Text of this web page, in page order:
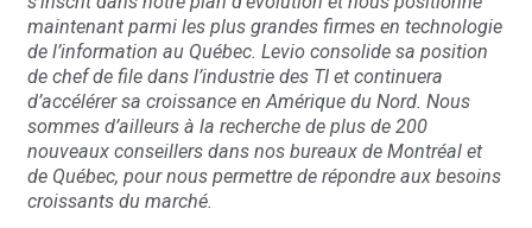
maintenant parmi les plus grandes firmes en technologie
de l’information au Québec. Levio consolide sa position
de chef de file dans l’industrie des TI et continuera
d’accélérer sa croissance en Amérique du Nord. Nous
sommes d’ailleurs à la recherche de plus de 200
nouveaux conseillers dans nos bureaux de Montréal et
de Québec, pour nous permettre de répondre aux besoins
croissants du marché.